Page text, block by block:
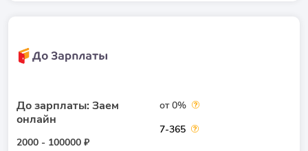
До зарплаты: Заем
онлайн
2000 - 100000 ₽
от 0%
7-365